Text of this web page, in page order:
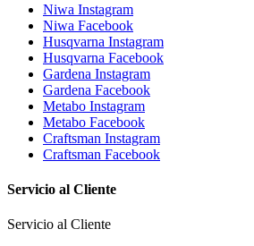
Niwa Instagram
Niwa Facebook
Husqvarna Instagram
Husqvarna Facebook
Gardena Instagram
Gardena Facebook
Metabo Instagram
Metabo Facebook
Craftsman Instagram
Craftsman Facebook
Servicio al Cliente
Servicio al Cliente